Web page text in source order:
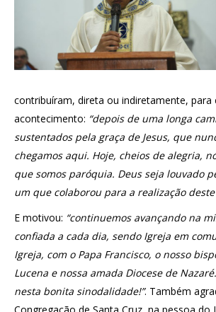
contribuíram, direta ou indiretamente, para
acontecimento: “depois de uma longa
sustentados pela graça de Jesus, que
chegamos aqui. Hoje, cheios de alegria,
que somos paróquia. Deus seja louvado
um que colaborou para a realização deste
E motivou: “continuemos avançando na
confiada a cada dia, sendo Igreja em
Igreja, com o Papa Francisco, o nosso
Lucena e nossa amada Diocese de
nesta bonita sinodalidade!”. Também
Congregação de Santa Cruz, na pessoa do